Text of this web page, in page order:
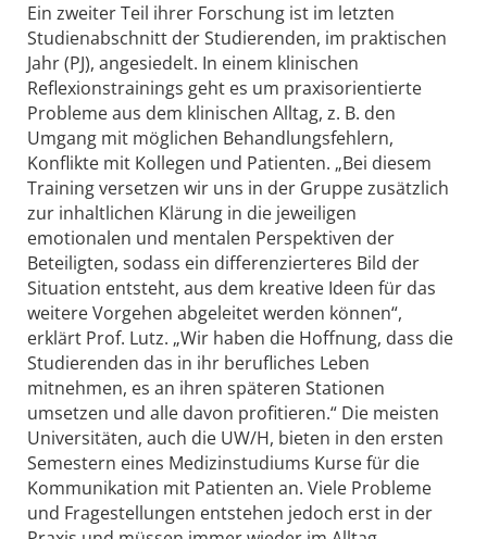
Ein zweiter Teil ihrer Forschung ist im letzten
Studienabschnitt der Studierenden, im praktischen
Jahr (PJ), angesiedelt. In einem klinischen
Reflexionstrainings geht es um praxisorientierte
Probleme aus dem klinischen Alltag, z. B. den
Umgang mit möglichen Behandlungsfehlern,
Konflikte mit Kollegen und Patienten. „Bei diesem
Training versetzen wir uns in der Gruppe zusätzlich
zur inhaltlichen Klärung in die jeweiligen
emotionalen und mentalen Perspektiven der
Beteiligten, sodass ein differenzierteres Bild der
Situation entsteht, aus dem kreative Ideen für das
weitere Vorgehen abgeleitet werden können“,
erklärt Prof. Lutz. „Wir haben die Hoffnung, dass die
Studierenden das in ihr berufliches Leben
mitnehmen, es an ihren späteren Stationen
umsetzen und alle davon profitieren.“ Die meisten
Universitäten, auch die UW/H, bieten in den ersten
Semestern eines Medizinstudiums Kurse für die
Kommunikation mit Patienten an. Viele Probleme
und Fragestellungen entstehen jedoch erst in der